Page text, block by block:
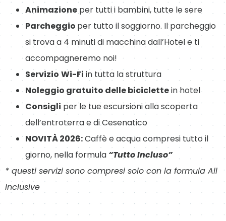
Animazione per tutti i bambini, tutte le sere
Parcheggio per tutto il soggiorno. Il parcheggio
si trova a 4 minuti di macchina dall’Hotel e ti
accompagneremo noi!
Servizio Wi-Fi in tutta la struttura
Noleggio gratuito delle biciclettein hotel
Consigli per le tue escursioni alla scoperta
dell’entroterra e di Cesenatico
NOVITÀ 2026:Caffè e acqua compresi tutto il
giorno, nella formula “Tutto Incluso”
* questi servizi sono compresi solo con la formula All
Inclusive